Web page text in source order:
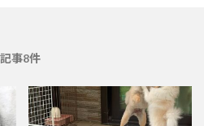
事8件